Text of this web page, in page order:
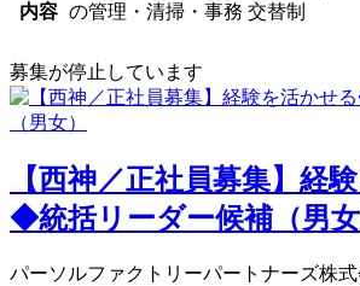
内容 の管理・清掃・事務 交替制
募集が停止しています
【西神／正社員募集】経
◆統括リーダー候補（男女
パーソルファクトリーパートナーズ株